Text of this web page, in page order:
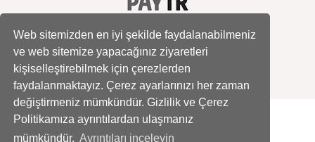
Web sitemizden en iyi şekilde faydalanabilmeniz
ve web sitemize yapacağınız ziyaretleri
kişiselleştirebilmek için çerezlerden
faydalanmaktayız. Çerez ayarlarınızı her zaman
değiştirmeniz mümkündür. Gizlilik ve Çerez
Politikamıza ayrıntılardan ulaşmanız
mümkündür. Ayrıntıları inceleyin